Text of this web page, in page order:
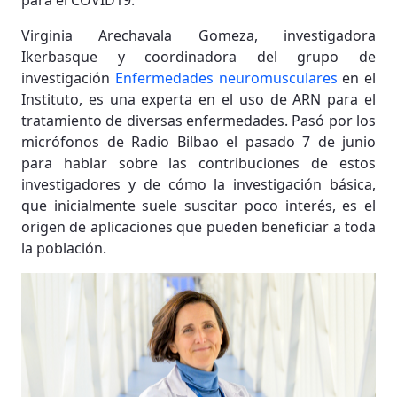
Virginia Arechavala Gomeza, investigadora
Ikerbasque y coordinadora del grupo de
investigación Enfermedades neuromusculares en el
Instituto, es una experta en el uso de ARN para el
tratamiento de diversas enfermedades. Pasó por los
micrófonos de Radio Bilbao el pasado 7 de junio
para hablar sobre las contribuciones de estos
investigadores y de cómo la investigación básica,
que inicialmente suele suscitar poco interés, es el
origen de aplicaciones que pueden beneficiar a toda
la población.